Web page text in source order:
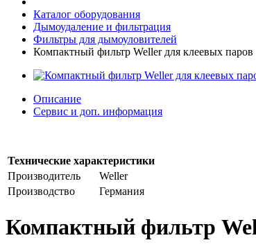
Каталог оборудования
Дымоудаление и фильтрация
Фильтры для дымоуловителей
Компактный фильтр Weller для клеевых паров
Описание
Сервис и доп. информация
Технические характеристики
Производитель
Weller
Производство
Германия
Компактный фильтр